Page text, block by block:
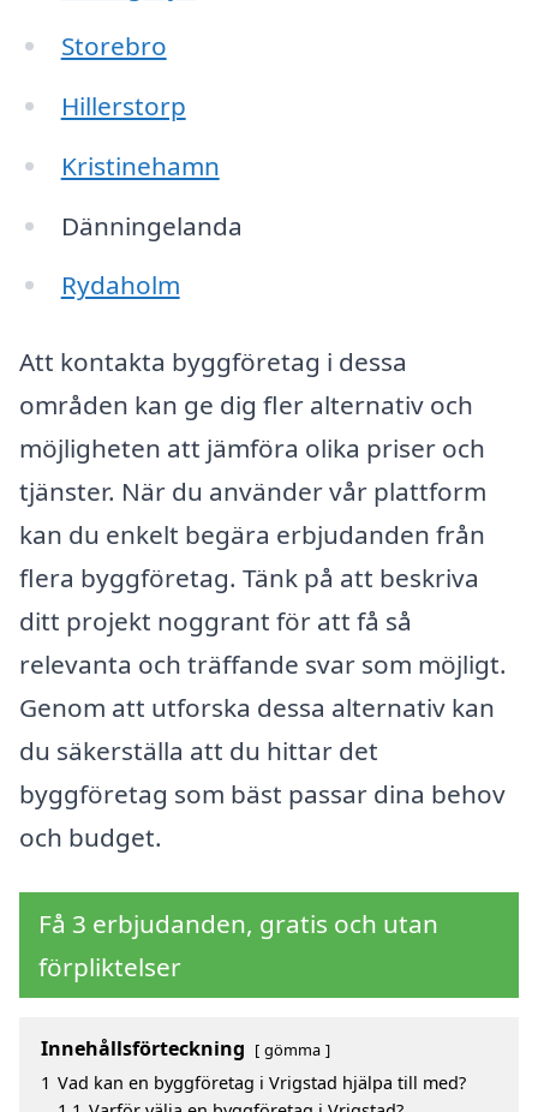
Storebro
Hillerstorp
Kristinehamn
Dänningelanda
Rydaholm
Att kontakta byggföretag i dessa
områden kan ge dig fler alternativ och
möjligheten att jämföra olika priser och
tjänster. När du använder vår plattform
kan du enkelt begära erbjudanden från
flera byggföretag. Tänk på att beskriva
ditt projekt noggrant för att få så
relevanta och träffande svar som möjligt.
Genom att utforska dessa alternativ kan
du säkerställa att du hittar det
byggföretag som bäst passar dina behov
och budget.
Få 3 erbjudanden, gratis och utan
förpliktelser
Innehållsförteckning gömma
1 Vad kan en byggföretag i Vrigstad hjälpa till med?